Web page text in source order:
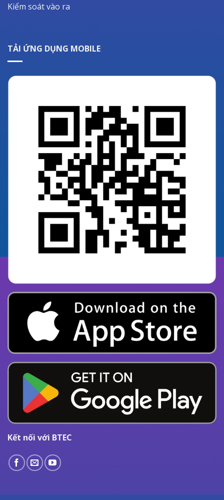
Kiểm soát vào ra
TẢI ỨNG DỤNG MOBILE
Kết nối với BTEC